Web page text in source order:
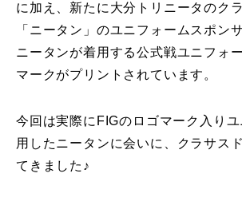
に加え、新たに大分トリニータのク
「ニータン」のユニフォームスポン
ニータンが着用する公式戦ユニフォ
マークがプリントされています。
今回は実際にFIGのロゴマーク入り
用したニータンに会いに、クラサス
てきました♪